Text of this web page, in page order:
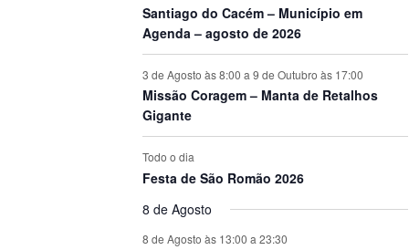
Santiago do Cacém – Município em
Agenda – agosto de 2026
3 de Agosto às 8:00 a 9 de Outubro às 17:00
Missão Coragem – Manta de Retalhos
Gigante
Todo o dia
Festa de São Romão 2026
8 de Agosto
8 de Agosto às 13:00 a 23:30